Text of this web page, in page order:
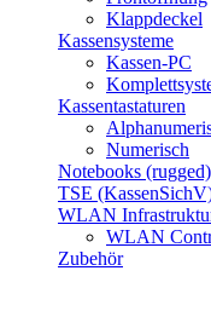
Klappdeckel
Kassensysteme
Kassen-PC
Kassentastaturen
Numerisch
Notebooks (rugged)
TSE
WLAN
WLAN
Zubehör